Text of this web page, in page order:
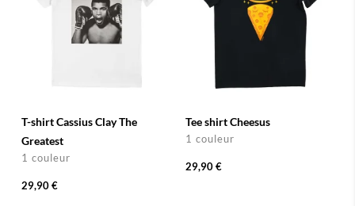
T-shirt Cassius Clay The
Greatest
1 couleur
29,90 €
Tee shirt Cheesus
1 couleur
29,90 €